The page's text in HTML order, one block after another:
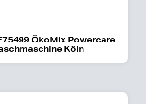
ÖkoMix Powercare
Köln